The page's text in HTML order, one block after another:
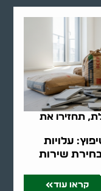
תחזירו את
עלויות
שירות
קראו עוד